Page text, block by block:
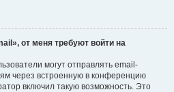
от меня требуют войти на
могут отправлять email-
через встроенную в конференцию
включил такую возможность. Это